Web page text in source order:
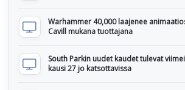
Warhammer 40,000 laajenee
Cavill mukana tuottajana
South Parkin uudet kaudet tulevat
kausi 27 jo katsottavissa